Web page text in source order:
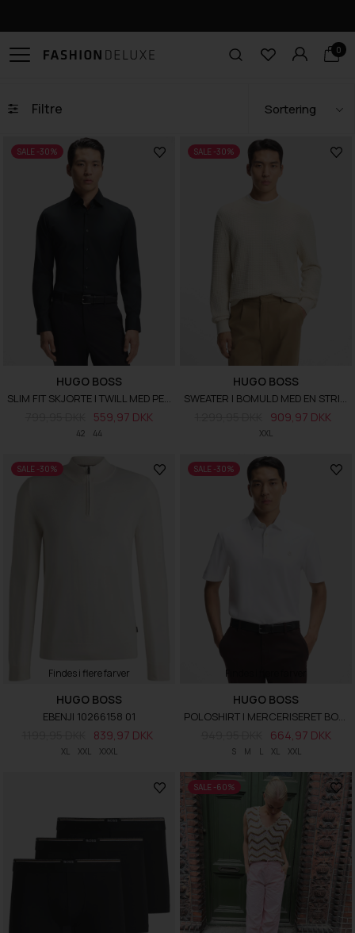
0
Filtre
SALE -30%
42 44
HUGO BOSS
SLIM FIT SKJORTE I TWILL MED PERFORMANCE-STRÆK
559,97 DKK
SALE -30%
XXL
HUGO BOSS
SWEATER I BOMULD MED EN STRIKKET STRUKTUR
909,97 DKK
SALE -30%
Findes i flere farver
XL XXL XXXL
HUGO BOSS
EBENJI 10266158 01
839,97 DKK
SALE -30%
Findes i flere farver
S M L XL XXL
HUGO BOSS
POLOSHIRT I MERCERISERET BOMULD MED DOBBELT MONOGRAM
664,97 DKK
SALE -60%